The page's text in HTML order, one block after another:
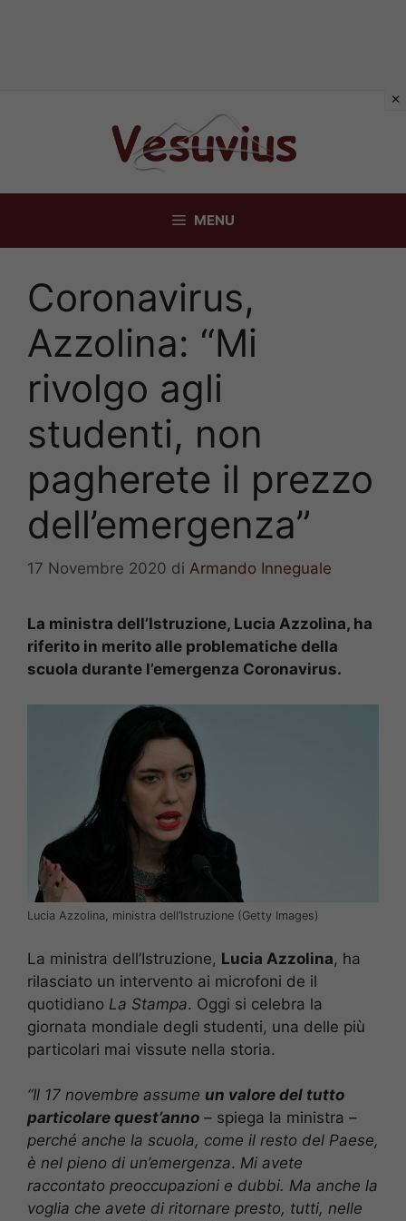
MENU
Coronavirus,
Azzolina: “Mi
rivolgo agli
studenti, non
pagherete il prezzo
dell’emergenza”
17 Novembre 2020 di Armando Inneguale
La ministra dell’Istruzione, Lucia Azzolina, ha
riferito in merito alle problematiche della
scuola durante l’emergenza Coronavirus.
Lucia Azzolina, ministra dell’Istruzione (Getty Images)
La ministra dell’Istruzione, Lucia Azzolina, ha
rilasciato un intervento ai microfoni de il
quotidiano La Stampa. Oggi si celebra la
giornata mondiale degli studenti, una delle più
particolari mai vissute nella storia.
“Il 17 novembre assume un valore del tutto
particolare quest’anno – spiega la ministra –
perché anche la scuola, come il resto del Paese,
è nel pieno di un’emergenza. Mi avete
raccontato preoccupazioni e dubbi. Ma anche la
voglia che avete di ritornare presto, tutti, nelle